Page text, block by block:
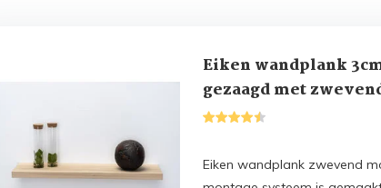
Eiken wandplank
gezaagd met
Eiken wandplank zwevend